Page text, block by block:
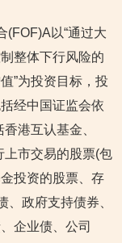
(FOF)A以“通过大
整体下行风险的
”为投资目标，投
经中国证监会依
港互认基金、
上市交易的股票(包
投资的股票、存
政府支持债券、
企业债、公司